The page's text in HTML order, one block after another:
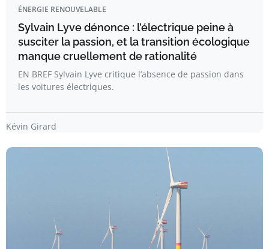
ÉNERGIE RENOUVELABLE
Sylvain Lyve dénonce : l’électrique peine à
susciter la passion, et la transition écologique
manque cruellement de rationalité
EN BREF Sylvain Lyve critique l’absence de passion dans
les voitures électriques.
Kévin Girard